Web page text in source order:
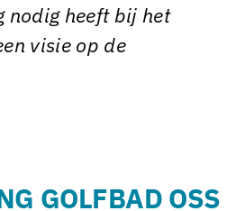
nodig heeft bij het
visie op de
GOLFBAD OSS